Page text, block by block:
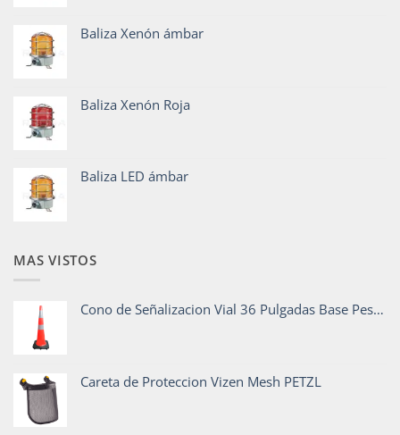
Baliza Xenón ámbar
Baliza Xenón Roja
Baliza LED ámbar
MAS VISTOS
Cono de Señalizacion Vial 36 Pulgadas Base Pesada
Careta de Proteccion Vizen Mesh PETZL